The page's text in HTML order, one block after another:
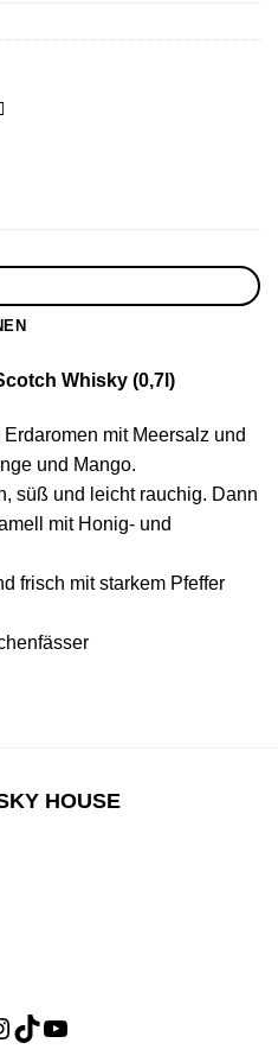
Whisky (0,7l)
mit Meersalz und
und Mango.
süß und leicht rauchig. Dann
mit Honig- und
frisch mit starkem Pfeffer
HOUSE
TikTokYouTube